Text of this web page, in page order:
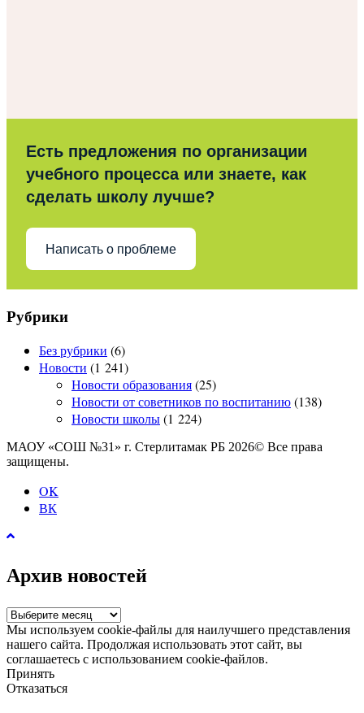
Есть предложения по организации
учебного процесса или знаете, как
сделать школу лучше?
Написать о проблеме
Рубрики
Без рубрики (6)
Новости (1 241)
Новости образования(25)
Новости от советников по воспитанию(138)
Новости школы(1 224)
МАОУ «СОШ №31» г. Стерлитамак РБ 2026© Все права
защищены.
OK
ВК
Архив новостей
Архив
новостей
Мы используем cookie-файлы для наилучшего представления
нашего сайта. Продолжая использовать этот сайт, вы
соглашаетесь с использованием cookie-файлов.
Принять
Отказаться